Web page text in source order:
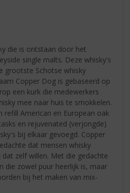
die is ontstaan door het
single malts. Deze whisky's
grootste Schotse whisky
Copper Dog is gebaseerd op
een kurk die medewerkers
mee naar huis te smokkelen.
refill American en European oak
en rejuvenated (verjongde)
bij elkaar gevoegd. Copper
dat mensen whisky
zelf willen. Met die gedachte
die zowel puur heerlijk is, maar
bij het maken van mix-